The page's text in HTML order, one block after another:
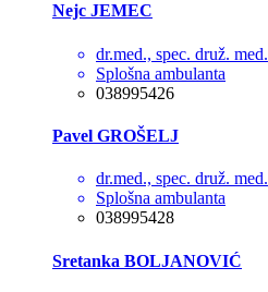
Nejc JEMEC
dr.med., spec. druž. med.
Splošna ambulanta
038995426
Pavel GROŠELJ
dr.med., spec. druž. med.
Splošna ambulanta
038995428
Sretanka BOLJANOVIĆ